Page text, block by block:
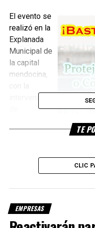
El evento se
realizó en la
Explanada
Municipal de
la capital
mendocina,
del Centro
Hemoterapia y de las
TE
CLIC
EMPRESAS